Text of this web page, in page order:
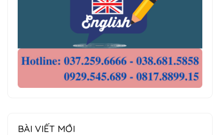
BÀI VIẾT MỚI